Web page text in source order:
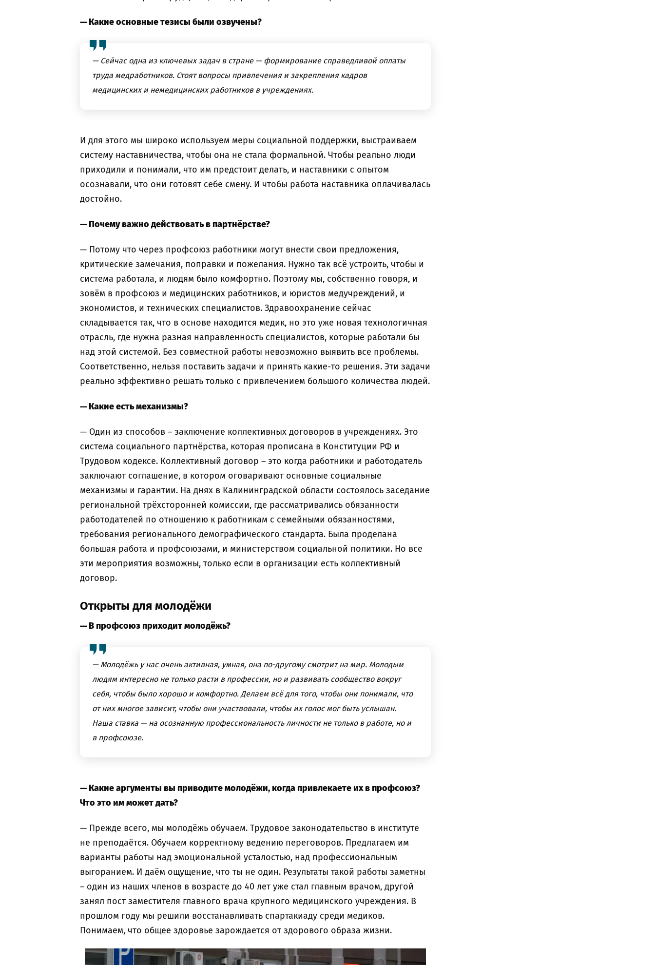
— Какие основные тезисы были озвучены?
— Сейчас одна из ключевых задач в стране — формирование справедливой оплаты
труда медработников. Стоят вопросы привлечения и закрепления кадров
медицинских и немедицинских работников в учреждениях.
И для этого мы широко используем меры социальной поддержки, выстраиваем
систему наставничества, чтобы она не стала формальной. Чтобы реально люди
приходили и понимали, что им предстоит делать, и наставники с опытом
осознавали, что они готовят себе смену. И чтобы работа наставника оплачивалась
достойно.
— Почему важно действовать в партнёрстве?
— Потому что через профсоюз работники могут внести свои предложения,
критические замечания, поправки и пожелания. Нужно так всё устроить, чтобы и
система работала, и людям было комфортно. Поэтому мы, собственно говоря, и
зовём в профсоюз и медицинских работников, и юристов медучреждений, и
экономистов, и технических специалистов. Здравоохранение сейчас
складывается так, что в основе находится медик, но это уже новая технологичная
отрасль, где нужна разная направленность специалистов, которые работали бы
над этой системой. Без совместной работы невозможно выявить все проблемы.
Соответственно, нельзя поставить задачи и принять какие-то решения. Эти задачи
реально эффективно решать только с привлечением большого количества людей.
— Какие есть механизмы?
— Один из способов – заключение коллективных договоров в учреждениях. Это
система социального партнёрства, которая прописана в Конституции РФ и
Трудовом кодексе. Коллективный договор – это когда работники и работодатель
заключают соглашение, в котором оговаривают основные социальные
механизмы и гарантии. На днях в Калининградской области состоялось заседание
региональной трёхсторонней комиссии, где рассматривались обязанности
работодателей по отношению к работникам с семейными обязанностями,
требования регионального демографического стандарта. Была проделана
большая работа и профсоюзами, и министерством социальной политики. Но все
эти мероприятия возможны, только если в организации есть коллективный
договор.
Открыты для молодёжи
— В профсоюз приходит молодёжь?
— Молодёжь у нас очень активная, умная, она по-другому смотрит на мир. Молодым
людям интересно не только расти в профессии, но и развивать сообщество вокруг
себя, чтобы было хорошо и комфортно. Делаем всё для того, чтобы они понимали, что
от них многое зависит, чтобы они участвовали, чтобы их голос мог быть услышан.
Наша ставка — на осознанную профессиональность личности не только в работе, но и
в профсоюзе.
— Какие аргументы вы приводите молодёжи, когда привлекаете их в профсоюз?
Что это им может дать?
— Прежде всего, мы молодёжь обучаем. Трудовое законодательство в институте
не преподаётся. Обучаем корректному ведению переговоров. Предлагаем им
варианты работы над эмоциональной усталостью, над профессиональным
выгоранием. И даём ощущение, что ты не один. Результаты такой работы заметны
– один из наших членов в возрасте до 40 лет уже стал главным врачом, другой
занял пост заместителя главного врача крупного медицинского учреждения. В
прошлом году мы решили восстанавливать спартакиаду среди медиков.
Понимаем, что общее здоровье зарождается от здорового образа жизни.